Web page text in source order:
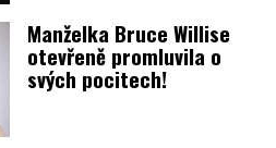
Manželka Bruce Willise
otevřeně promluvila o
svých pocitech!